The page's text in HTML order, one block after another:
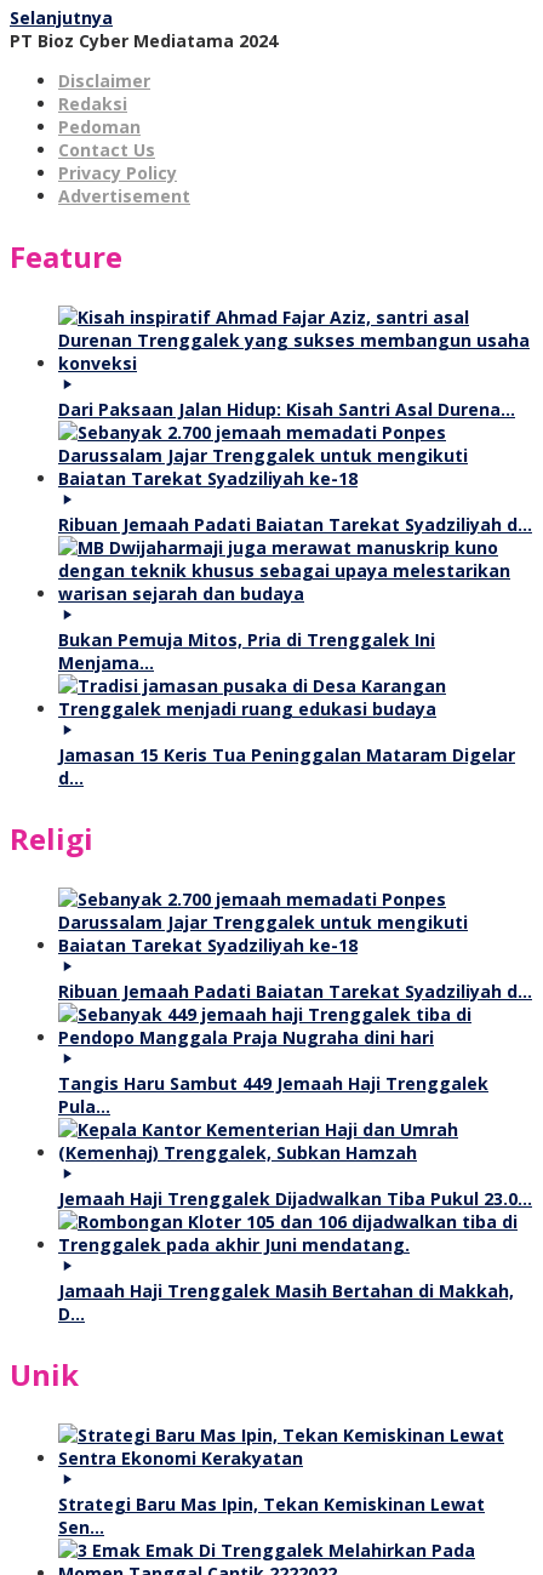
Selanjutnya
PT Bioz Cyber Mediatama 2024
Disclaimer
Redaksi
Pedoman
Contact Us
Privacy Policy
Advertisement
Feature
Dari Paksaan Jalan Hidup: Kisah Santri Asal Durena…
Ribuan Jemaah Padati Baiatan Tarekat Syadziliyah d…
Bukan Pemuja Mitos, Pria di Trenggalek Ini
Menjama…
Jamasan 15 Keris Tua Peninggalan Mataram Digelar
d…
Religi
Ribuan Jemaah Padati Baiatan Tarekat Syadziliyah d…
Tangis Haru Sambut 449 Jemaah Haji Trenggalek
Pula…
Jemaah Haji Trenggalek Dijadwalkan Tiba Pukul 23.0…
Jamaah Haji Trenggalek Masih Bertahan di Makkah,
D…
Unik
Strategi Baru Mas Ipin, Tekan Kemiskinan Lewat
Sen…